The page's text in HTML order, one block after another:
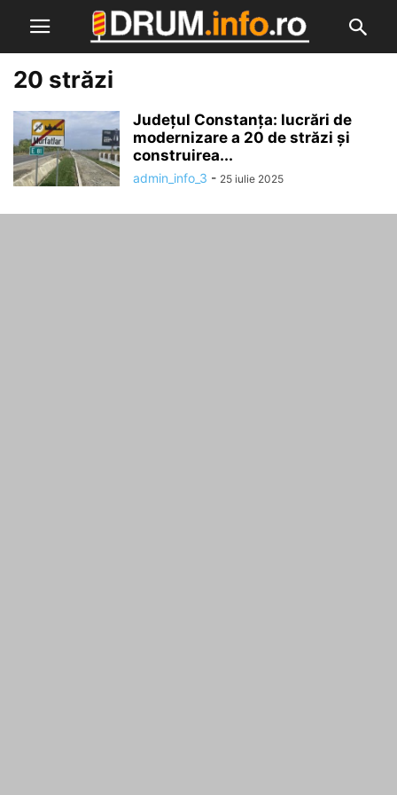
20 străzi
Județul Constanța: lucrări de
modernizare a 20 de străzi și
construirea...
admin_info_3 - 25 iulie 2025